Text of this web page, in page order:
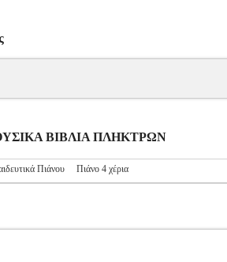
ΒΙΒΛΙΑ ΠΛΗΚΤΡΩΝ
Πιάνου Πιάνο 4 χέρια